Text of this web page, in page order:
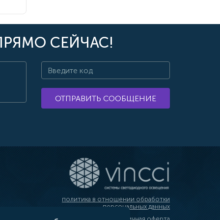
СЕЙЧАС!
ОТПРАВИТЬ СООБЩЕНИЕ
политика в отношении обработки
персональных данных